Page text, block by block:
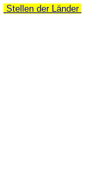
Stellen der Länder